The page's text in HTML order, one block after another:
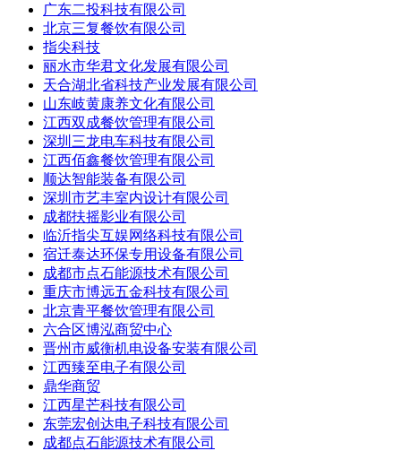
广东二投科技有限公司
北京三复餐饮有限公司
指尖科技
丽水市华君文化发展有限公司
天合湖北省科技产业发展有限公司
山东岐黄康养文化有限公司
江西双成餐饮管理有限公司
深圳三龙电车科技有限公司
江西佰鑫餐饮管理有限公司
顺达智能装备有限公司
深圳市艺丰室内设计有限公司
成都扶摇影业有限公司
临沂指尖互娱网络科技有限公司
宿迁泰达环保专用设备有限公司
成都市点石能源技术有限公司
重庆市博远五金科技有限公司
北京青平餐饮管理有限公司
六合区博泓商贸中心
晋州市威衡机电设备安装有限公司
江西臻至电子有限公司
鼎华商贸
江西星芒科技有限公司
东莞宏创达电子科技有限公司
成都点石能源技术有限公司